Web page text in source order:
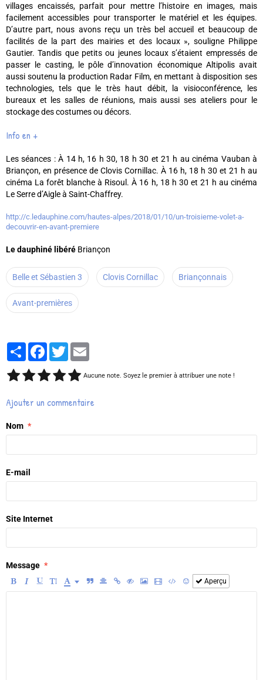
villages encaissés, parfait pour mettre l’histoire en images, mais
facilement accessibles pour transporter le matériel et les équipes.
D’autre part, nous avons reçu un très bel accueil et beaucoup de
facilités de la part des mairies et des locaux », souligne Philippe
Gautier. Tandis que petits ou jeunes locaux s’étaient empressés de
passer le casting, le pôle d’innovation économique Altipolis avait
aussi soutenu la production Radar Film, en mettant à disposition ses
technologies, tels que le très haut débit, la visioconférence, les
bureaux et les salles de réunions, mais aussi ses ateliers pour le
stockage des costumes ou décors.
Info en +
Les séances : À 14 h, 16 h 30, 18 h 30 et 21 h au cinéma Vauban à
Briançon, en présence de Clovis Cornillac. À 16 h, 18 h 30 et 21 h au
cinéma La forêt blanche à Risoul. À 16 h, 18 h 30 et 21 h au cinéma
Le Serre d’Aigle à Saint-Chaffrey.
http://c.ledauphine.com/hautes-alpes/2018/01/10/un-troisieme-volet-a-
decouvrir-en-avant-premiere
Le dauphiné libéré Briançon
Belle et Sébastien 3 Clovis Cornillac Briançonnais
Avant-premières
PartagerFacebook
Twitter
Aucune note. Soyez le premier à attribuer une note !
Ajouter un commentaire
Nom
E-mail
Site Internet
Message
Aperçu